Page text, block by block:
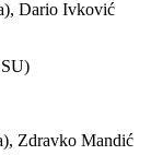
Dario Ivković
Zdravko Mandić